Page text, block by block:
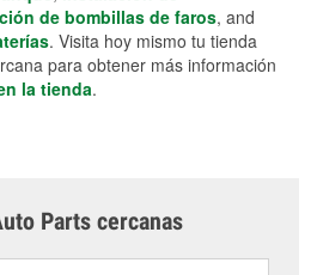
de bombillas de faros, and
. Visita hoy mismo tu tienda
para obtener más información
la tienda.
Parts cercanas